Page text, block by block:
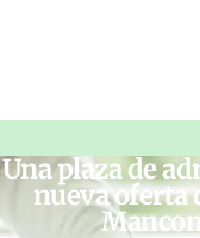
Una plaza de
nueva oferta